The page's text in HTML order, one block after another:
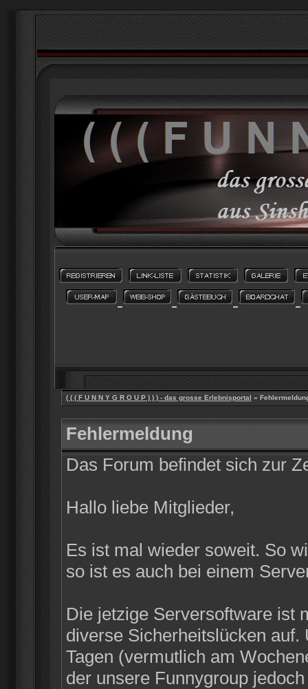
( ( ( F U N N Y G R O U P ) ) ) - das grosse Erlebnisportal »
Fehlermeldung
Das Forum befindet sich zur
Hallo liebe Mitglieder,
Es ist mal wieder soweit. So
so ist es auch bei einem
Die jetzige Serversoftware ist
diverse Sicherheitslücken
Tagen (vermutlich am
der unsere Funnygroup